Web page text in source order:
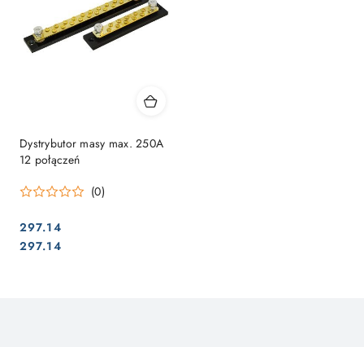
Dystrybutor masy max. 250A
12 połączeń
(0)
Cena:
297.14
Cena:
297.14